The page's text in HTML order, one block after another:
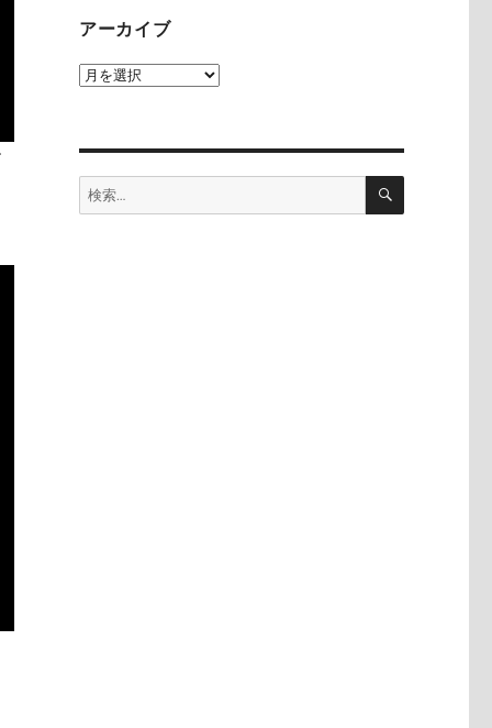
アーカイブ
ア
検
索:
検